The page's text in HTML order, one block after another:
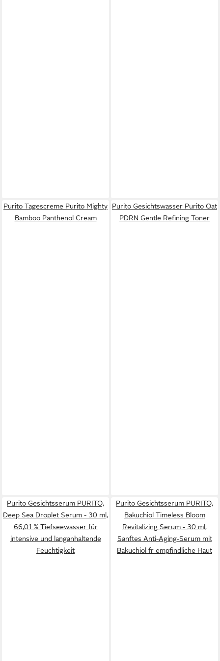
Purito Tagescreme Purito Mighty
Bamboo Panthenol Cream
Purito Gesichtswasser Purito Oat
PDRN Gentle Refining Toner
Purito Gesichtsserum PURITO,
Deep Sea Droplet Serum - 30 ml,
66,01 % Tiefseewasser für
intensive und langanhaltende
Feuchtigkeit
Purito Gesichtsserum PURITO,
Bakuchiol Timeless Bloom
Revitalizing Serum - 30 ml,
Sanftes Anti-Aging-Serum mit
Bakuchiol fr empfindliche Haut